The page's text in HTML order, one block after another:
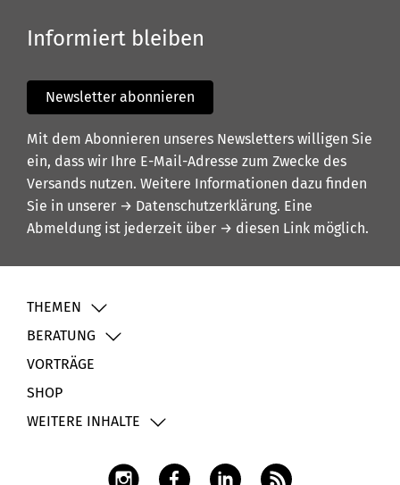
Informiert bleiben
Newsletter abonnieren
Mit dem Abonnieren unseres Newsletters willigen Sie
ein, dass wir Ihre E-Mail-Adresse zum Zwecke des
Versands nutzen. Weitere Informationen dazu finden
Sie in unserer → Datenschutzerklärung. Eine
Abmeldung ist jederzeit über → diesen Link möglich.
THEMEN
BERATUNG
VORTRÄGE
SHOP
WEITERE INHALTE